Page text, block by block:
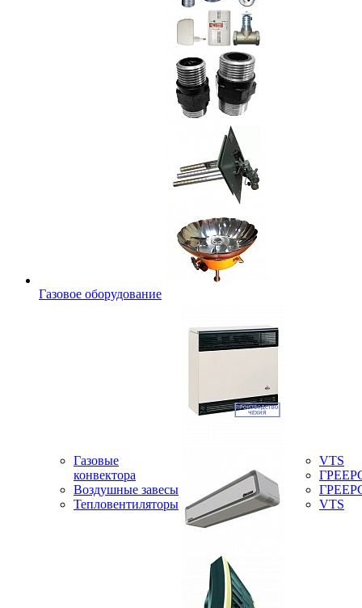
Газовое оборудование
Газовые
конвектора
Воздушные завесы
Тепловентиляторы
VTS
VTS